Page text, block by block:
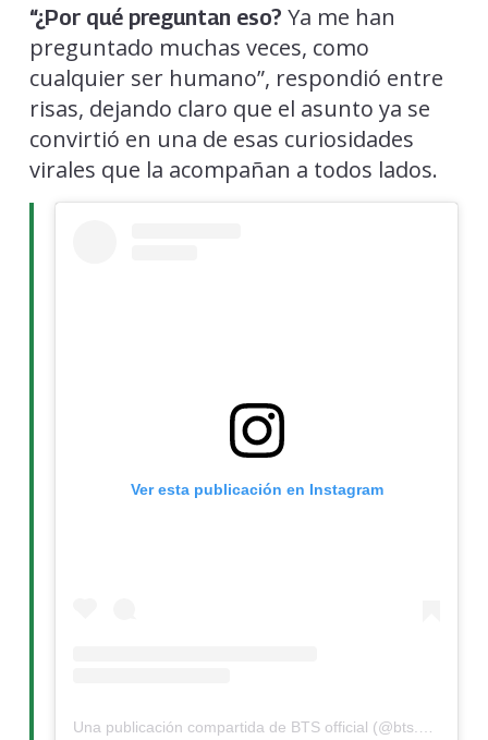
“¿Por qué preguntan eso? Ya me han
preguntado muchas veces, como
cualquier ser humano”, respondió entre
risas, dejando claro que el asunto ya se
convirtió en una de esas curiosidades
virales que la acompañan a todos lados.
Ver esta publicación en Instagram
Una publicación compartida de BTS official (@bts.bighitofficial)